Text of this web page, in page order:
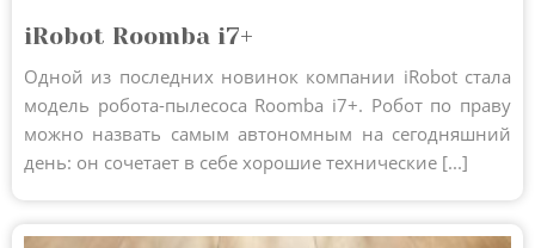
iRobot Roomba i7+
Одной из последних новинок компании iRobot стала
модель робота-пылесоса Roomba i7+. Робот по праву
можно назвать самым автономным на сегодняшний
день: он сочетает в себе хорошие технические [...]